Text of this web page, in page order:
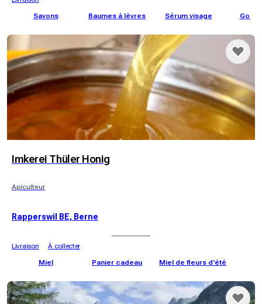
Savons
Baumes à lèvres Sérum visage
Imkerei Thüler Honig
Apiculteur
Rapperswil BE, Berne
Livraison
À collecter
Miel
Panier cadeau Miel de fleurs d'été